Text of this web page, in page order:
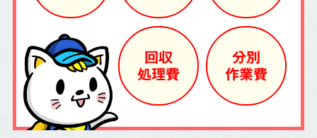
回収
処理費
分別
作業費